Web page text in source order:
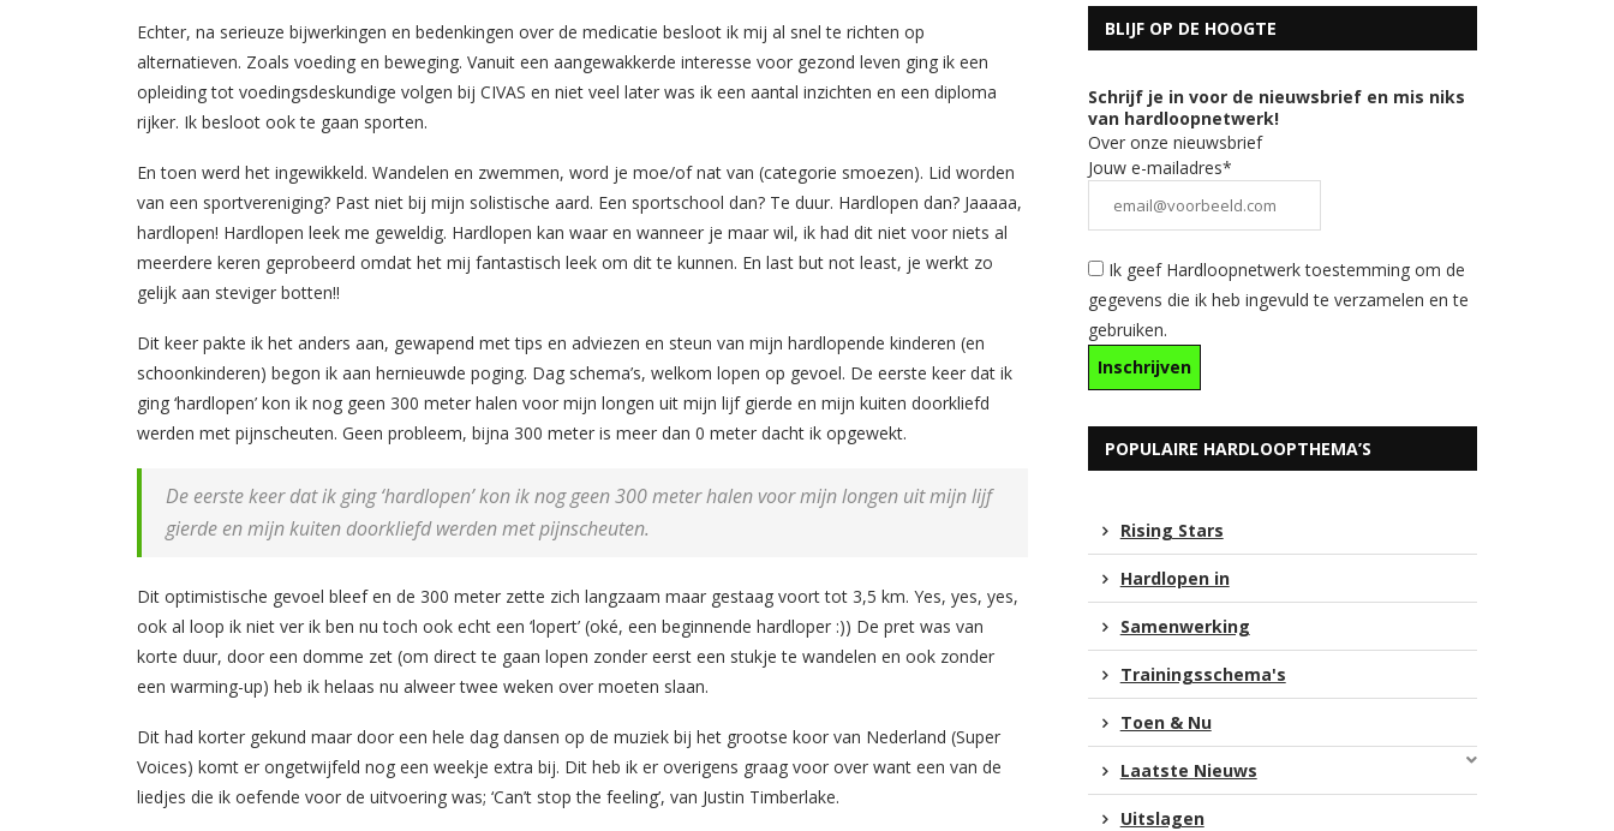
Echter, na serieuze bijwerkingen en bedenkingen over de medicatie besloot ik mij al snel te richten op
alternatieven. Zoals voeding en beweging. Vanuit een aangewakkerde interesse voor gezond leven ging ik een
opleiding tot voedingsdeskundige volgen bij CIVAS en niet veel later was ik een aantal inzichten en een diploma
rijker. Ik besloot ook te gaan sporten.
En toen werd het ingewikkeld. Wandelen en zwemmen, word je moe/of nat van (categorie smoezen). Lid worden
van een sportvereniging? Past niet bij mijn solistische aard. Een sportschool dan? Te duur. Hardlopen dan? Jaaaaa,
hardlopen! Hardlopen leek me geweldig. Hardlopen kan waar en wanneer je maar wil, ik had dit niet voor niets al
meerdere keren geprobeerd omdat het mij fantastisch leek om dit te kunnen. En last but not least, je werkt zo
gelijk aan steviger botten!!
Dit keer pakte ik het anders aan, gewapend met tips en adviezen en steun van mijn hardlopende kinderen (en
schoonkinderen) begon ik aan hernieuwde poging. Dag schema’s, welkom lopen op gevoel. De eerste keer dat ik
ging ‘hardlopen’ kon ik nog geen 300 meter halen voor mijn longen uit mijn lijf gierde en mijn kuiten doorkliefd
werden met pijnscheuten. Geen probleem, bijna 300 meter is meer dan 0 meter dacht ik opgewekt.
De eerste keer dat ik ging ‘hardlopen’ kon ik nog geen 300 meter halen voor mijn longen uit mijn lijf
gierde en mijn kuiten doorkliefd werden met pijnscheuten.
Dit optimistische gevoel bleef en de 300 meter zette zich langzaam maar gestaag voort tot 3,5 km. Yes, yes, yes,
ook al loop ik niet ver ik ben nu toch ook echt een ‘lopert’ (oké, een beginnende hardloper :)) De pret was van
korte duur, door een domme zet (om direct te gaan lopen zonder eerst een stukje te wandelen en ook zonder
een warming-up) heb ik helaas nu alweer twee weken over moeten slaan.
Dit had korter gekund maar door een hele dag dansen op de muziek bij het grootse koor van Nederland (Super
Voices) komt er ongetwijfeld nog een weekje extra bij. Dit heb ik er overigens graag voor over want een van de
liedjes die ik oefende voor de uitvoering was; ‘Can’t stop the feeling’, van Justin Timberlake.
BLIJF OP DE HOOGTE
Schrijf je in voor de nieuwsbrief en mis niks
van hardloopnetwerk!
Over onze nieuwsbrief
Jouw e-mailadres*
Ik geef Hardloopnetwerk toestemming om de
gegevens die ik heb ingevuld te verzamelen en te
gebruiken.
POPULAIRE HARDLOOPTHEMA’S
Rising Stars
Hardlopen in
Samenwerking
Trainingsschema's
Toen & Nu
Laatste Nieuws
Uitslagen